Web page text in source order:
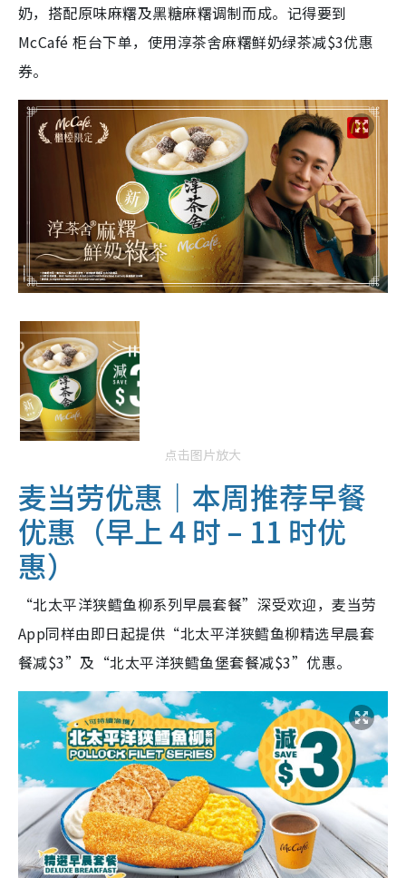
奶，搭配原味麻糬及黑糖麻糬调制而成。记得要到
McCafé 柜台下单，使用淳茶舍麻糬鲜奶绿茶减$3优惠
券。
点击图片放大
麦当劳优惠｜本周推荐早餐
优惠（早上 4 时 – 11 时优
惠）
“北太平洋狭鳕鱼柳系列早晨套餐”深受欢迎，麦当劳
App同样由即日起提供“北太平洋狭鳕鱼柳精选早晨套
餐减$3”及“北太平洋狭鳕鱼堡套餐减$3”优惠。